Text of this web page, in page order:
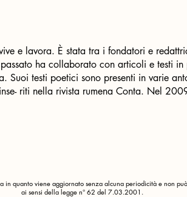
e lavora. È stata tra i fondatori e
ha collaborato con articoli e testi
Suoi testi poetici sono presenti in varie
riti nella rivista rumena Conta. Nel
in quanto viene aggiornato senza alcuna periodicità e non
ai sensi della legge n° 62 del 7.03.2001.